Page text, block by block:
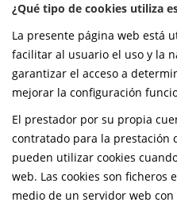
¿Qué tipo de cookies utiliza
La presente página web está
facilitar al usuario el uso y la
garantizar el acceso a
mejorar la configuración
El prestador por su propia
contratado para la prestación
pueden utilizar cookies
web. Las cookies son ficheros
medio de un servidor web